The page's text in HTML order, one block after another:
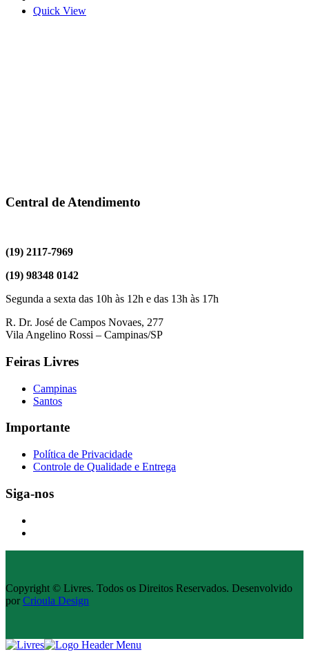
Quick View
Central de Atendimento
(19) 2117-7969
(19) 98348 0142
Segunda a sexta das 10h às 12h e das 13h às 17h
R. Dr. José de Campos Novaes, 277
Vila Angelino Rossi – Campinas/SP
Feiras Livres
Campinas
Santos
Importante
Política de Privacidade
Controle de Qualidade e Entrega
Siga-nos
Copyright © Livres. Todos os Direitos Reservados. Desenvolvido
por Crioula Design